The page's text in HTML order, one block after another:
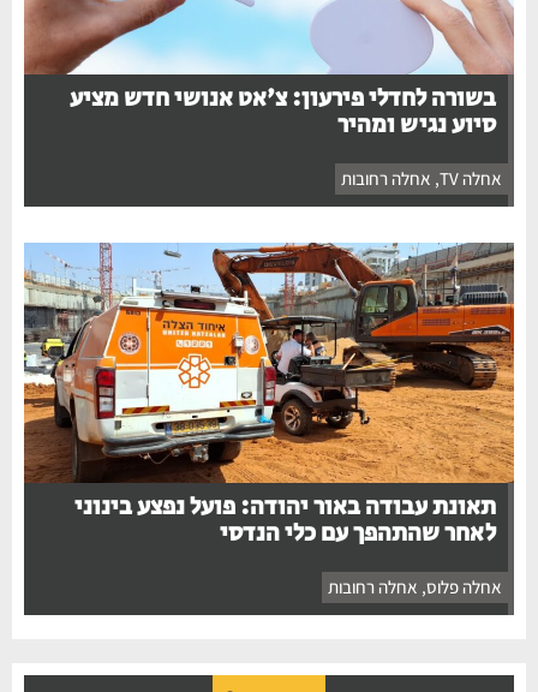
בשורה לחדלי פירעון: צ'אט אנושי חדש מציע
סיוע נגיש ומהיר
אחלה TV ,אחלה רחובות
תאונת עבודה באור יהודה: פועל נפצע בינוני
לאחר שהתהפך עם כלי הנדסי
אחלה פלוס ,אחלה רחובות